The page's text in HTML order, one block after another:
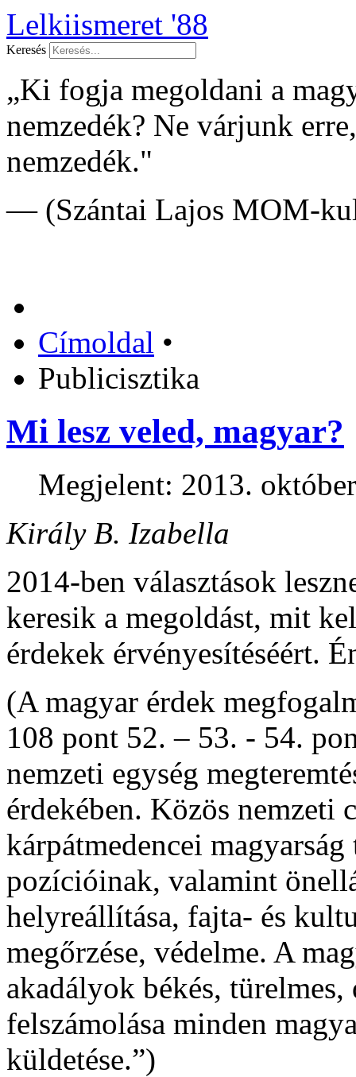
Lelkiismeret '88
Keresés
„Ki fogja megoldani a
nemzedék? Ne várjunk
nemzedék."
— (Szántai Lajos MOM-
Címoldal •
Publicisztika
Mi lesz veled, magyar?
Megjelent: 2013.
Király B. Izabella
2014-ben választások
keresik a megoldást, mit
érdekek érvényesítéséért.
(A magyar érdek
108 pont 52. – 53. - 54.
nemzeti egység
érdekében. Közös nemzeti
kárpátmedencei
pozícióinak, valamint
helyreállítása, fajta- és
megőrzése, védelme. A
akadályok békés,
felszámolása minden
küldetése.”)